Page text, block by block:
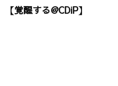
【覚醒する@CDiP】